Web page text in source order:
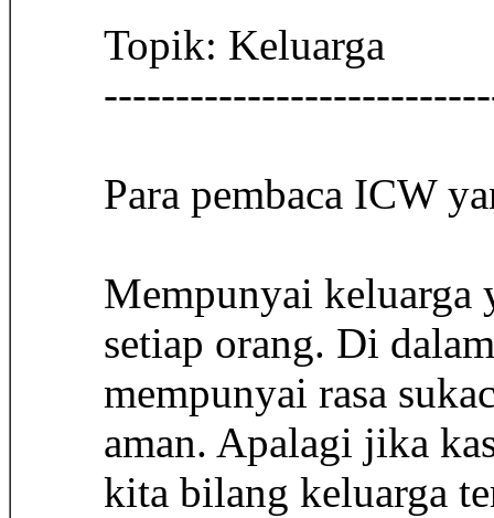
Topik: Keluarga
Para pembaca ICW
Mempunyai keluarga
setiap orang. Di
mempunyai rasa
aman. Apalagi jika
kita bilang keluarga